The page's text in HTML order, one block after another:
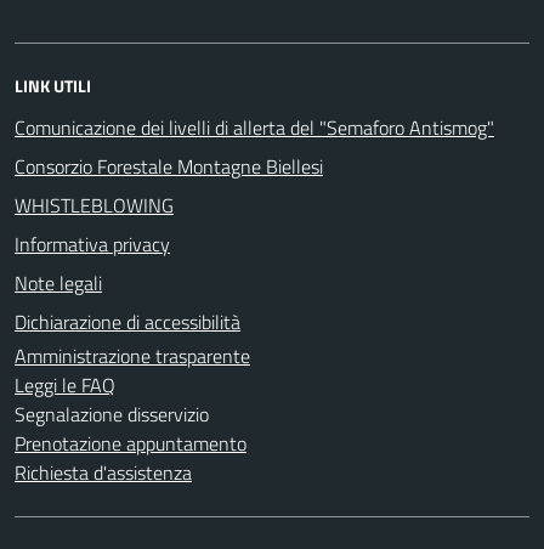
LINK UTILI
Comunicazione dei livelli di allerta del "Semaforo Antismog"
Consorzio Forestale Montagne Biellesi
WHISTLEBLOWING
Informativa privacy
Note legali
Dichiarazione di accessibilità
Amministrazione trasparente
Leggi le FAQ
Segnalazione disservizio
Prenotazione appuntamento
Richiesta d'assistenza